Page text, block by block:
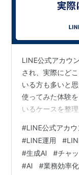
LINE公式アカウ
され、実際にど
いる方も多いと
使ってみた体験
いるケースを整
ーザーからのメ
Q&Aから最適な
も答えるAI」で
する - AIが質問内
#LINE公式アカウ
#LINE運用 #
#生成AI #チャ
#AI #業務効率化